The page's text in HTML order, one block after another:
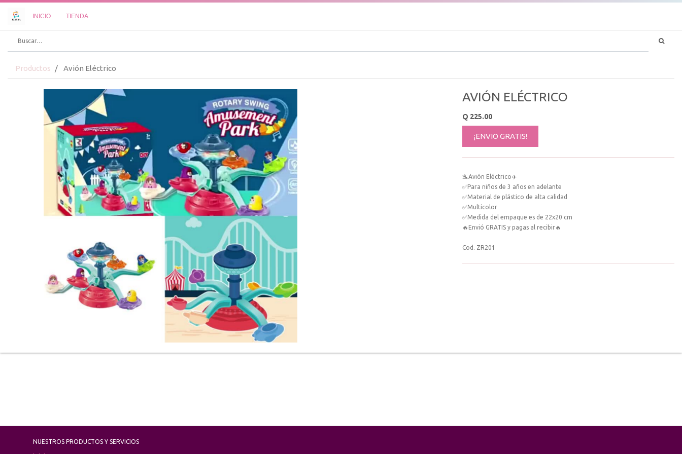
INICIO TIENDA
Productos Avión Eléctrico
AVIÓN ELÉCTRICO
Q 225.00
¡ENVIO GRATIS!
🛬Avión Eléctrico✈️
✅Para niños de 3 años en adelante
✅Material de plástico de alta calidad
✅Multicolor
✅Medida del empaque es de 22x20 cm
🔥Envió GRATIS y pagas al recibir🔥
Cod. ZR201
NUESTROS PRODUCTOS Y SERVICIOS